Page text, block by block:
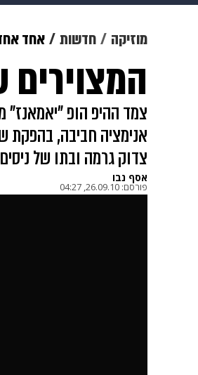
תרבות
גאווה ויוה
מוזיקה חדשות אחד
צמד ההיפ הופ
צדוק גרמה ובתו של ניסים
אסף נבו
פורסם: 26.09.10, 04:27